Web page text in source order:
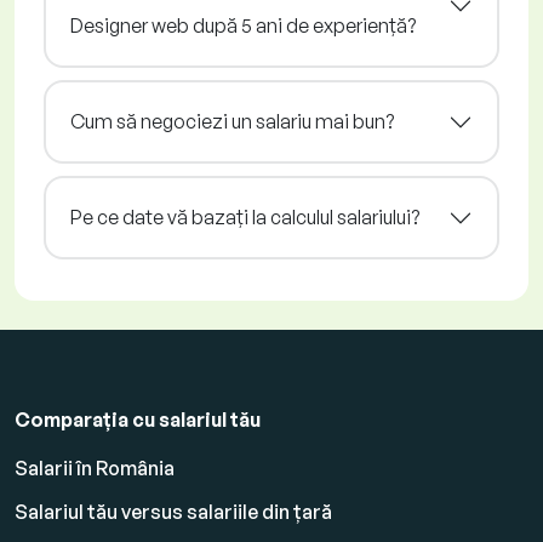
Designer web după 5 ani de experiență?
Cum să negociezi un salariu mai bun?
Pe ce date vă bazați la calculul salariului?
Comparația cu salariul tău
Salarii în România
Salariul tău versus salariile din țară